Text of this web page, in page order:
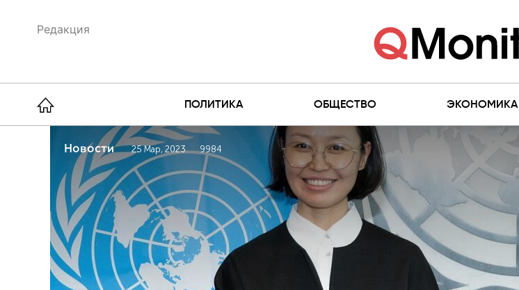
Редакция
ПОЛИТИКА ОБЩЕСТВО ЭКОНОМИКА
Новости 25 Мар, 2023 9984